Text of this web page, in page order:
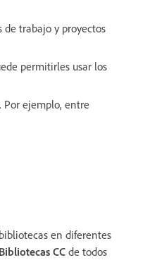
trabajo y proyectos
permitirles usar los
Por ejemplo, entre
en diferentes
Bibliotecas CC de todos